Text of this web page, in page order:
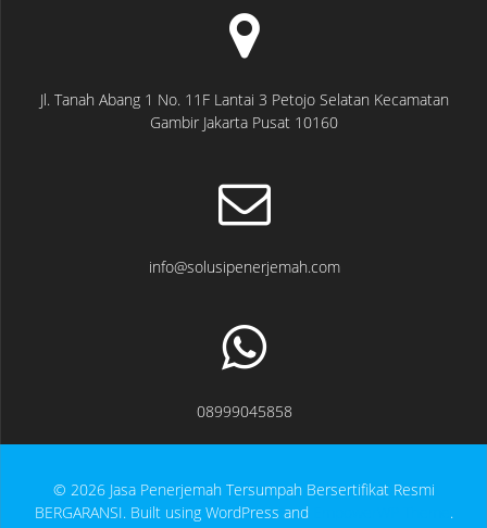
Jl. Tanah Abang 1 No. 11F Lantai 3 Petojo Selatan Kecamatan
Gambir Jakarta Pusat 10160
info@solusipenerjemah.com
08999045858
© 2026 Jasa Penerjemah Tersumpah Bersertifikat Resmi
BERGARANSI. Built using WordPress and
.